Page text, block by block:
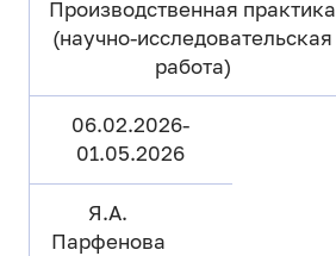
Производственная практика
(научно-исследовательская
работа)
06.02.2026-
01.05.2026
Я.А.
Парфенова